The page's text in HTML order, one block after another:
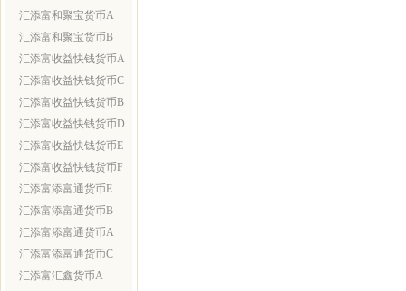
汇添富和聚宝货币A
汇添富和聚宝货币B
汇添富收益快钱货币A
汇添富收益快钱货币C
汇添富收益快钱货币B
汇添富收益快钱货币D
汇添富收益快钱货币E
汇添富收益快钱货币F
汇添富添富通货币E
汇添富添富通货币B
汇添富添富通货币A
汇添富添富通货币C
汇添富汇鑫货币A